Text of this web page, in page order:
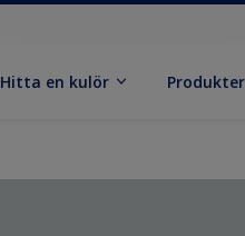
Hitta en kulör Produkter